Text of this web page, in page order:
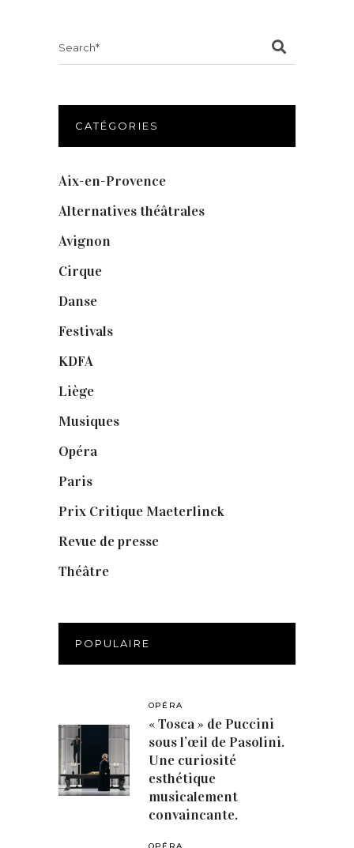
CATÉGORIES
Aix-en-Provence
Alternatives théâtrales
Avignon
Cirque
Danse
Festivals
KDFA
Liège
Musiques
Opéra
Paris
Prix Critique Maeterlinck
Revue de presse
Théâtre
POPULAIRE
OPÉRA
« Tosca » de Puccini
sous l’œil de Pasolini.
Une curiosité
esthétique
musicalement
convaincante.